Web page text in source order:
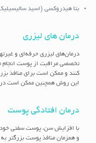
بتا هیدروکسی (اسید
درمان های لیزری
درمان‌های لیزری حرفه‌ای و
تخصصی مراقبت از پوست انجام
کنند و ممکن است برای منافذ
این روش همچنین ممکن است در
درمان افتادگی پوست
با افزایش سن، پوست سفتی
و همزمان منافذ پوست بزرگتر